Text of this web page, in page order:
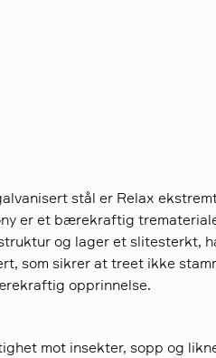
stål er Relax
er et bærekraftig
og lager et slitesterkt,
som sikrer at treet ikke
opprinnelse.
mot insekter, sopp og